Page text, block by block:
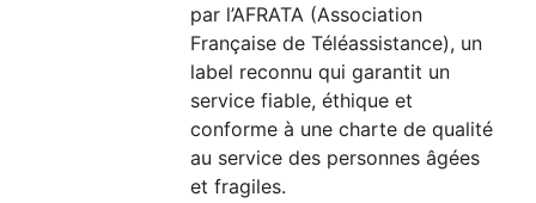
par l’AFRATA (Association
Française de Téléassistance), un
label reconnu qui garantit un
service fiable, éthique et
conforme à une charte de qualité
au service des personnes âgées
et fragiles.